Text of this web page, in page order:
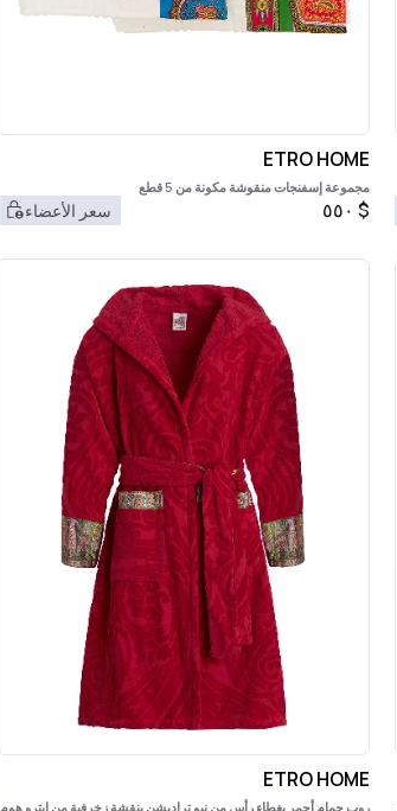
ETRO HOME
مجموعة إسفنجات منقوشة مكونة من 5 قطع
$ ٥٥٠ سعر الأعضاء
ETRO HOME